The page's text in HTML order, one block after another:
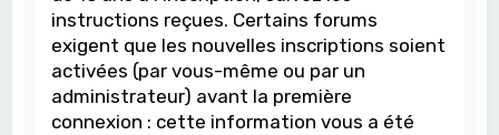
instructions reçues. Certains forums
exigent que les nouvelles inscriptions soient
activées (par vous-même ou par un
administrateur) avant la première
connexion : cette information vous a été